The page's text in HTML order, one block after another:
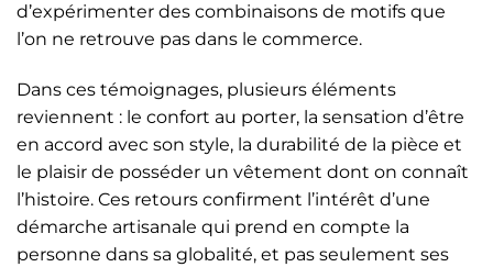
d’expérimenter des combinaisons de motifs que
l’on ne retrouve pas dans le commerce.
Dans ces témoignages, plusieurs éléments
reviennent : le confort au porter, la sensation d’être
en accord avec son style, la durabilité de la pièce et
le plaisir de posséder un vêtement dont on connaît
l’histoire. Ces retours confirment l’intérêt d’une
démarche artisanale qui prend en compte la
personne dans sa globalité, et pas seulement ses